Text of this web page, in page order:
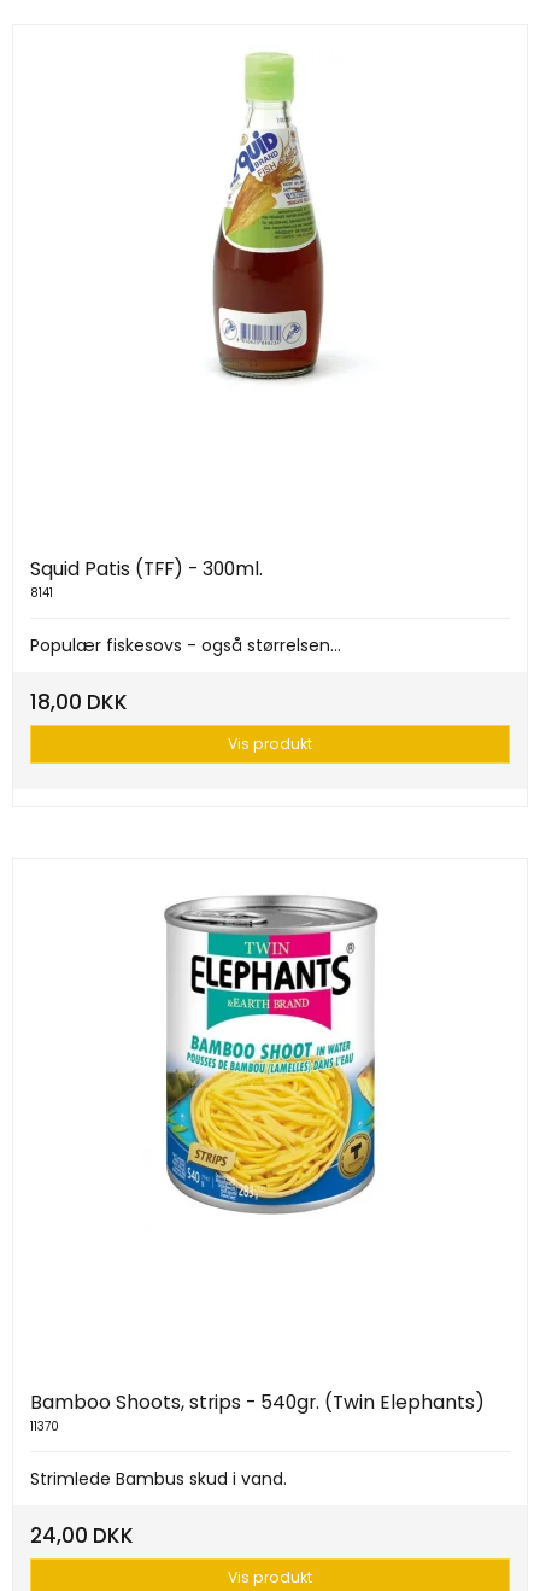
Squid Patis (TFF) - 300ml.
8141
Populær fiskesovs - også størrelsen...
18,00 DKK
Vis produkt
Bamboo Shoots, strips - 540gr. (Twin Elephants)
11370
Strimlede Bambus skud i vand.
24,00 DKK
Vis produkt